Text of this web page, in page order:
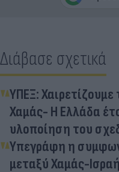
Διάβασε σχετικά
ΥΠΕΞ:
Χαμάς- Η Ελλάδα
υλοποίηση του
Υπεγράφη η
μεταξύ Χαμάς-